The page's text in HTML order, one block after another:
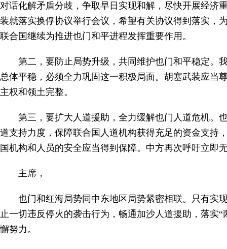
对话化解矛盾分歧，争取早日实现和解，尽快开展经济
装就落实换俘协议举行会议，希望有关协议得到落实，
联合国继续为推进也门和平进程发挥重要作用。
第二，要防止局势升级，共同维护也门和平稳定。
总体平稳，必须全力巩固这一积极局面。胡塞武装应当
主权和领土完整。
第三，要扩大人道援助，全力缓解也门人道危机。
道支持力度，保障联合国人道机构获得充足的资金支持
国机构和人员的安全应当得到保障。中方再次呼吁立即
主席，
也门和红海局势同中东地区局势紧密相联。只有实
止一切违反停火的袭击行为，畅通加沙人道援助，落实
懈努力。